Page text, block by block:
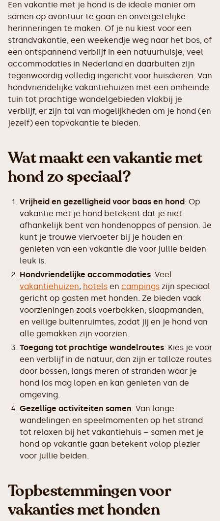
Een vakantie met je hond is de ideale manier om
samen op avontuur te gaan en onvergetelijke
herinneringen te maken. Of je nu kiest voor een
strandvakantie, een weekendje weg naar het bos, of
een ontspannend verblijf in een natuurhuisje, veel
accommodaties in Nederland en daarbuiten zijn
tegenwoordig volledig ingericht voor huisdieren. Van
hondvriendelijke vakantiehuizen met een omheinde
tuin tot prachtige wandelgebieden vlakbij je
verblijf, er zijn tal van mogelijkheden om je hond (en
jezelf) een topvakantie te bieden.
Wat maakt een vakantie met
hond zo speciaal?
Vrijheid en gezelligheid voor baas en hond: Op
vakantie met je hond betekent dat je niet
afhankelijk bent van hondenoppas of pension. Je
kunt je trouwe viervoeter bij je houden en
genieten van een vakantie die voor jullie beiden
leuk is.
Hondvriendelijke accommodaties: Veel
vakantiehuizen, hotels en campings zijn speciaal
gericht op gasten met honden. Ze bieden vaak
voorzieningen zoals voerbakken, slaapmanden,
en veilige buitenruimtes, zodat jij en je hond van
alle gemakken zijn voorzien.
Toegang tot prachtige wandelroutes: Kies je voor
een verblijf in de natuur, dan zijn er talloze routes
door bossen, langs meren of stranden waar je
hond los mag lopen en kan genieten van de
omgeving.
Gezellige activiteiten samen: Van lange
wandelingen en speelmomenten op het strand
tot relaxen bij het vakantiehuis – samen met je
hond op vakantie gaan betekent volop plezier
voor jullie beiden.
Topbestemmingen voor
vakanties met honden